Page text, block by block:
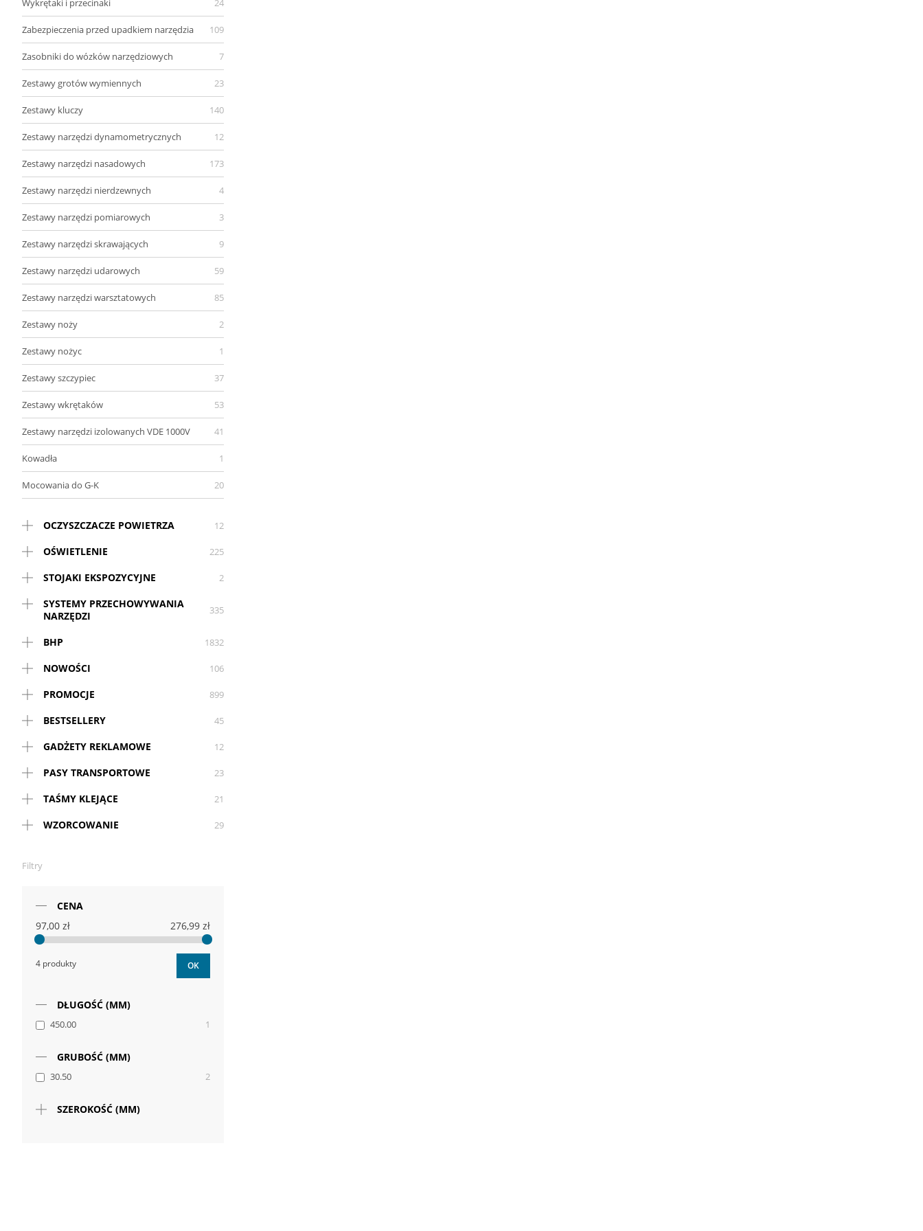
Wykrętaki i przecinaki 24
Zabezpieczenia przed upadkiem narzędzia 109
Zasobniki do wózków narzędziowych 7
Zestawy grotów wymiennych 23
Zestawy kluczy 140
Zestawy narzędzi dynamometrycznych 12
Zestawy narzędzi nasadowych 173
Zestawy narzędzi nierdzewnych 4
Zestawy narzędzi pomiarowych 3
Zestawy narzędzi skrawających 9
Zestawy narzędzi udarowych 59
Zestawy narzędzi warsztatowych 85
Zestawy noży 2
Zestawy nożyc 1
Zestawy szczypiec 37
Zestawy wkrętaków 53
Zestawy narzędzi izolowanych VDE 1000V 41
Kowadła 1
Mocowania do G-K 20
OCZYSZCZACZE POWIETRZA 12
OŚWIETLENIE 225
STOJAKI EKSPOZYCYJNE 2
SYSTEMY PRZECHOWYWANIA
NARZĘDZI
335
BHP 1832
NOWOŚCI 106
PROMOCJE 899
BESTSELLERY 45
GADŻETY REKLAMOWE 12
PASY TRANSPORTOWE 23
TAŚMY KLEJĄCE 21
WZORCOWANIE 29
Filtry
CENA
97,00 zł
276,99 zł
4 produkty OK
DŁUGOŚĆ (MM)
450.00 1
GRUBOŚĆ (MM)
30.50 2
SZEROKOŚĆ (MM)